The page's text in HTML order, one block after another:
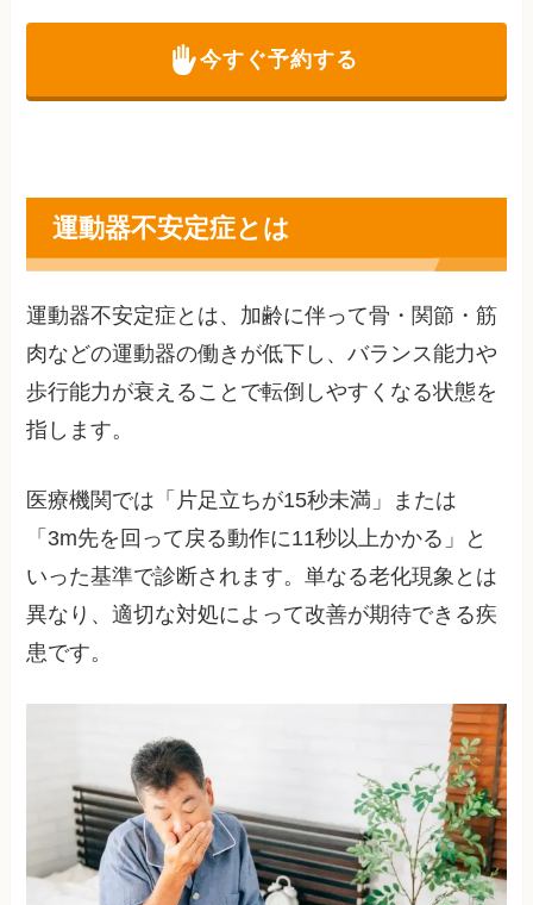
今すぐ予約する
運動器不安定症とは
運動器不安定症とは、加齢に伴って骨・関節・筋
肉などの運動器の働きが低下し、バランス能力や
歩行能力が衰えることで転倒しやすくなる状態を
指します。
医療機関では「片足立ちが15秒未満」または
「3m先を回って戻る動作に11秒以上かかる」と
いった基準で診断されます。単なる老化現象とは
異なり、適切な対処によって改善が期待できる疾
患です。